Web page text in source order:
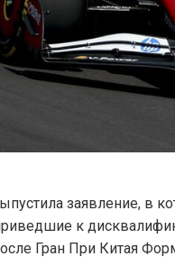
заявление, в
к
Гран При Китая